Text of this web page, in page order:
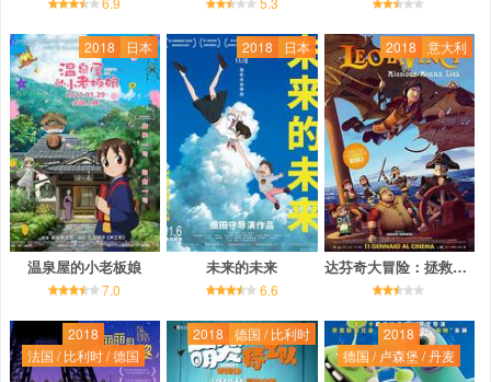
2018 日本
温泉屋的小老板娘
7.0
2018 日本
未来的未来
6.6
2018 意大利
达芬奇大冒险：拯救蒙娜丽莎
2018
法国 / 比利时 / 德国
2018 德国 / 比利时
2018
德国 / 卢森堡 / 丹麦